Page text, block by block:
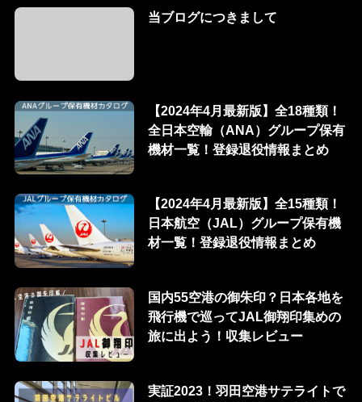
当ブログにつきまして
【2024年4月最新版】全18種類！
全日本空輸（ANA）グループ保有
機材一覧！登録退役情報まとめ
【2024年4月最新版】全15種類！
日本航空（JAL）グループ保有機
材一覧！登録退役情報まとめ
国内55空港の御朱印？日本各地を
飛行機で巡ってJAL御翔印集めの
旅に出よう！収集レビュー
実証2023！羽田空港サテライトで